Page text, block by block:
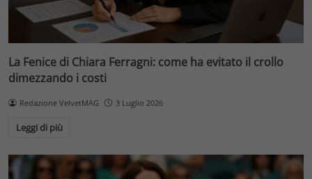
La Fenice di Chiara Ferragni: come ha evitato il crollo
dimezzando i costi
Redazione VelvetMAG 3 Luglio 2026
Leggi di più